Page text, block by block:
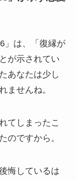
」は、「復縁が
が示されてい
あなたは少し
ませんね。
てしまったこ
のですから。
悔しているは